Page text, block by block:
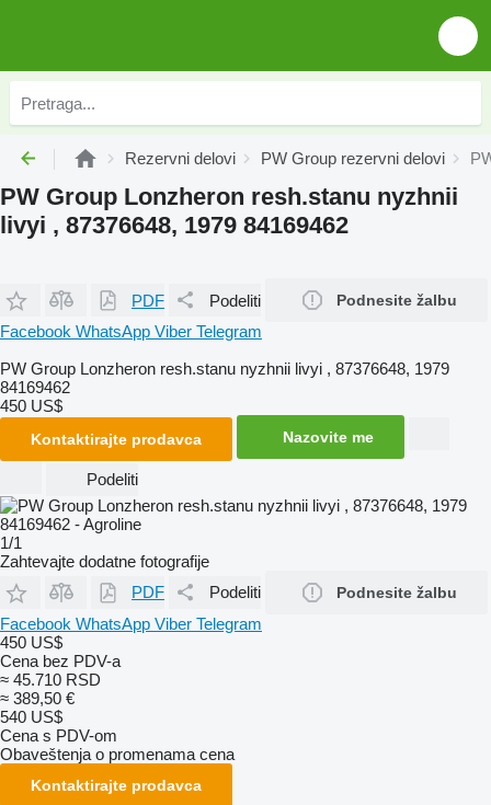
Rezervni delovi PW Group rezervni delovi
PW Group Lonzheron resh.stanu nyzhnii
livyi , 87376648, 1979 84169462
PDF Podeliti Podnesite žalbu
Facebook WhatsApp Viber Telegram
PW Group Lonzheron resh.stanu nyzhnii livyi , 87376648, 1979
84169462
450 US$
Kontaktirajte prodavca Nazovite me
Podeliti
1/1
Zahtevajte dodatne fotografije
PDF
Podeliti Podnesite žalbu
Facebook WhatsApp Viber Telegram
450 US$
Cena bez PDV-a
≈ 45.710 RSD
≈ 389,50 €
540 US$
Cena s PDV-om
Obaveštenja o promenama cena
Kontaktirajte prodavca